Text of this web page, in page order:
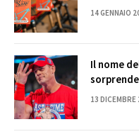
14 GENNAIO
Il nome
Cena
13 DICEMBRE